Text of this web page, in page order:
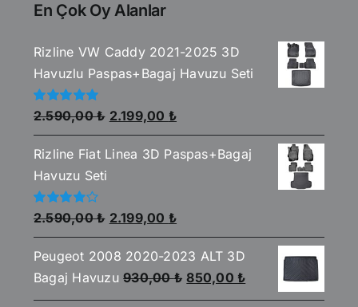
En Çok Oy Alanlar
Rizline VW Caddy 2021-2025 3D
Havuzlu Paspas+Bagaj Havuzu Seti
5
üzerinden
5.00oy aldı
2.590,00₺ Orijinal
fiyat:
2.590,00 ₺.
2.199,00 ₺Şu
andaki
fiyat:
Rizline Fiat Linea 3D Paspas+Bagaj
Havuzu Seti
5
üzerinden
4.00oy
aldı
2.590,00₺ Orijinal
fiyat:
2.590,00 ₺.
2.199,00 ₺Şu
andaki
fiyat:
2.199,00 ₺.
Peugeot 2008 2020-2023 ALT 3D
Bagaj Havuzu 930,00₺ Orijinal
fiyat:
850,00 ₺Şu
andaki